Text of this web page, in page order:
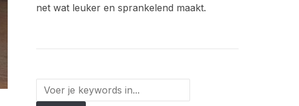
net wat leuker en sprankelend maakt.